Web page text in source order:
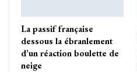
La passif française
dessous la ébranlement
d’un réaction boulette de
neige